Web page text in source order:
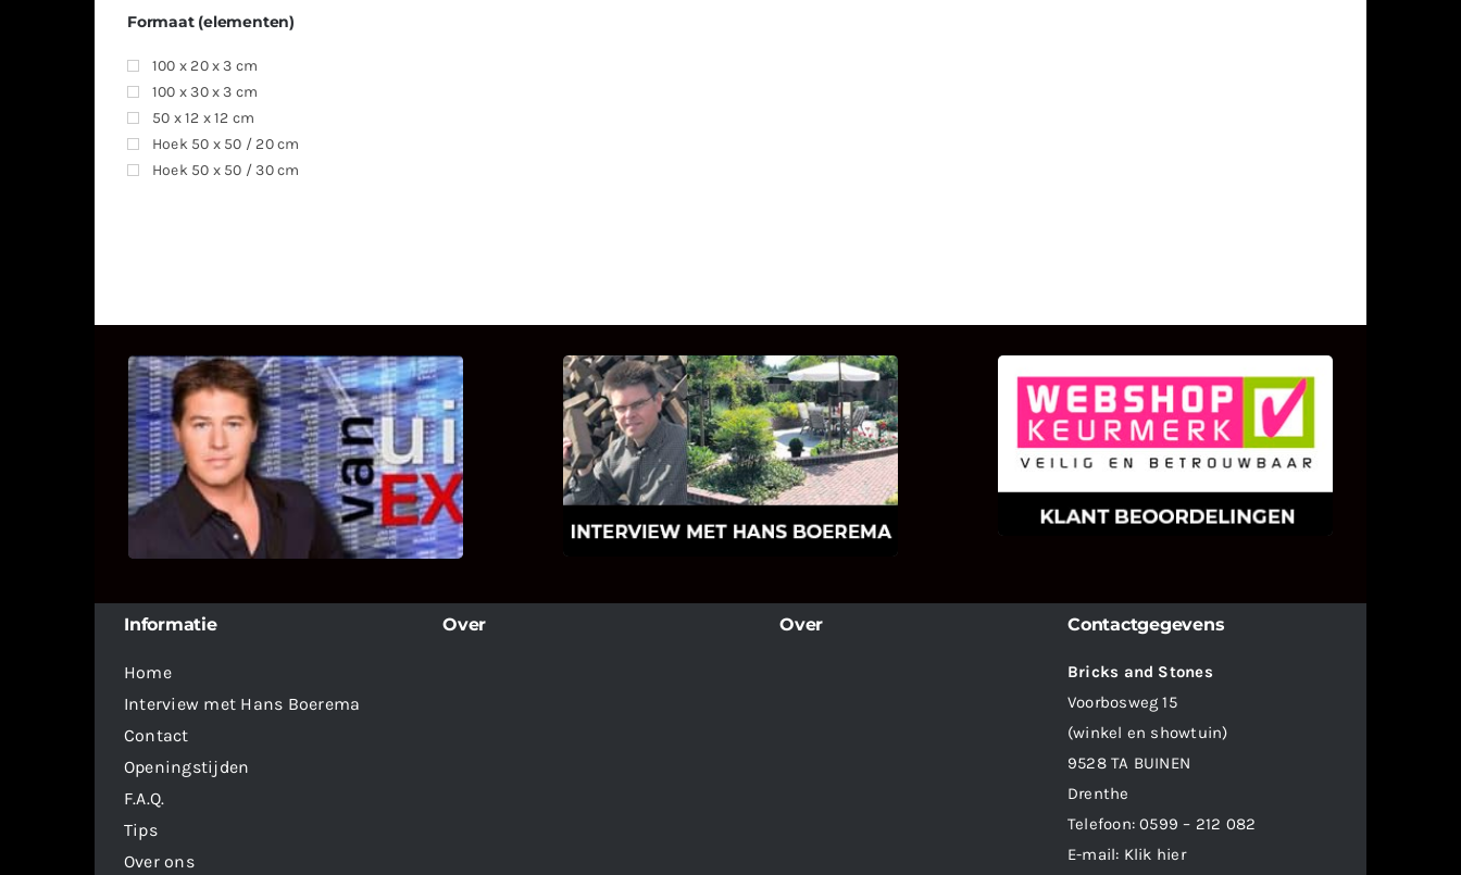
Formaat (elementen)
100 x 20 x 3 cm
100 x 30 x 3 cm
50 x 12 x 12 cm
Hoek 50 x 50 / 20 cm
Hoek 50 x 50 / 30 cm
UITSTEL VAN EXECUTIE
Bekijk hier de fragmenten van de
deelname van Bricks and Stones aan
dit programma.
INTERVIEW MET HANS
BOEREMA
Hoe Bricks and Stones ontstaan is en
wat Hans Boerema motiveert in de
wereld van klinkers en tegels!
KLANT BEOORDELINGEN
We zijn er zeer op gesteld om te
weten wat u als klant van ons en
onze diensten vindt.
Informatie
Home
Interview met Hans Boerema
Contact
Openingstijden
F.A.Q.
Tips
Over ons
Over Over Contactgegevens
Bricks and Stones
Voorbosweg 15
(winkel en showtuin)
9528 TA BUINEN
Drenthe
Telefoon:0599 – 212 082
E-mail: Klik hier